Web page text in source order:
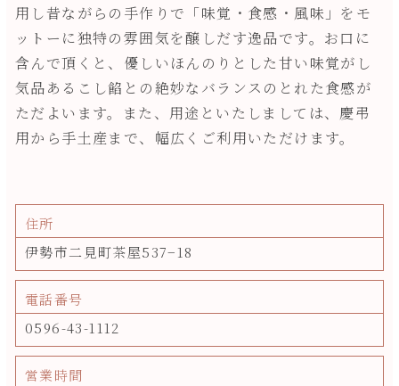
用し昔ながらの手作りで「味覚・食感・風味」をモ
ットーに独特の雰囲気を醸しだす逸品です。お口に
含んで頂くと、優しいほんのりとした甘い味覚がし
気品あるこし餡との絶妙なバランスのとれた食感が
ただよいます。また、用途といたしましては、慶弔
用から手土産まで、幅広くご利用いただけます。
住所
伊勢市二見町茶屋537−18
電話番号
0596-43-1112
営業時間